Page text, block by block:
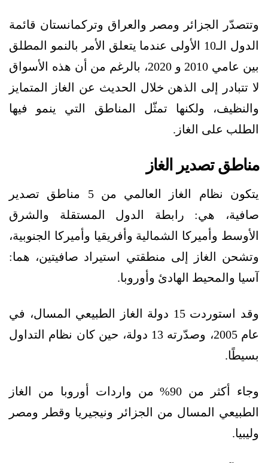
وتتصدّر الجزائر ومصر والعراق وتركمانستان قائمة
الدول الـ10 الأولى عندما يتعلق الأمر بالنمو المطلق
بين عامي 2010 و 2020، بالرغم من أن هذه الأسواق
لا تتبادر إلى الذهن خلال الحديث عن الغاز المتمايز
والنظيف، ولكنها تمثّل المناطق التي ينمو فيها
الطلب على الغاز.
مناطق تصدير الغاز
يتكون نظام الغاز العالمي من 5 مناطق تصدير
صافية، هي: رابطة الدول المستقلة والشرق
الأوسط وأميركا الشمالية وأفريقيا وأميركا الجنوبية،
وتشحن الغاز إلى منطقتي استيراد صافيتين، هما:
آسيا والمحيط الهادئ وأوروبا.
وقد استوردت 15 دولة الغاز الطبيعي المسال، في
عام 2005، وصدّرته 13 دولة، حين كان نظام التداول
بسيطًا.
وجاء أكثر من 90% من واردات أوروبا من الغاز
الطبيعي المسال من الجزائر ونيجيريا وقطر ومصر
وليبيا.